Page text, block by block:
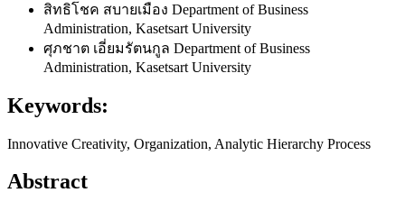
สิทธิโชค สบายเมือง Department of Business
Administration, Kasetsart University
ศุภชาต เอี่ยมรัตนกูล Department of Business
Administration, Kasetsart University
Keywords:
Innovative Creativity, Organization, Analytic Hierarchy Process
Abstract